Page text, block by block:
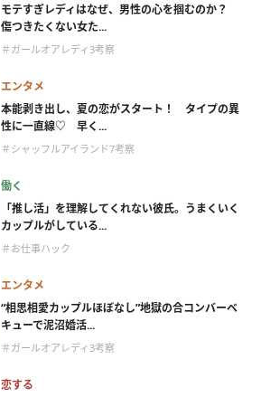
モテすぎレディはなぜ、男性の心を掴むのか？
傷つきたくない女た...
＃ガールオアレディ3考察
エンタメ
本能剥き出し、夏の恋がスタート！ タイプの異
性に一直線♡ 早く...
＃シャッフルアイランド7考察
働く
「推し活」を理解してくれない彼氏。うまくいく
カップルがしている...
＃お仕事ハック
エンタメ
“相思相愛カップルほぼなし”地獄の合コンバーベ
キューで泥沼婚活...
＃ガールオアレディ3考察
恋する